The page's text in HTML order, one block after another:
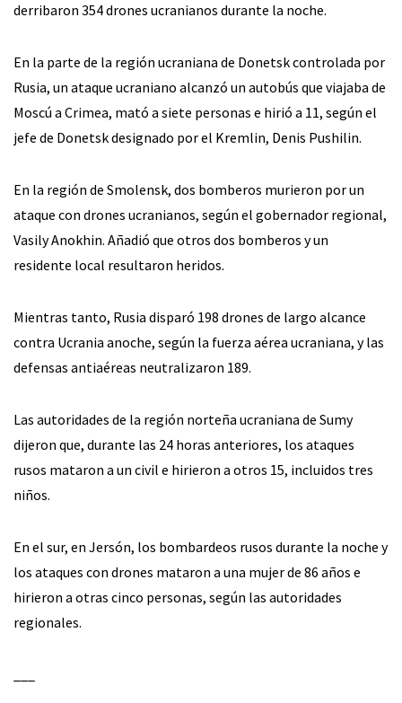
derribaron 354 drones ucranianos durante la noche.
En la parte de la región ucraniana de Donetsk controlada por
Rusia, un ataque ucraniano alcanzó un autobús que viajaba de
Moscú a Crimea, mató a siete personas e hirió a 11, según el
jefe de Donetsk designado por el Kremlin, Denis Pushilin.
En la región de Smolensk, dos bomberos murieron por un
ataque con drones ucranianos, según el gobernador regional,
Vasily Anokhin. Añadió que otros dos bomberos y un
residente local resultaron heridos.
Mientras tanto, Rusia disparó 198 drones de largo alcance
contra Ucrania anoche, según la fuerza aérea ucraniana, y las
defensas antiaéreas neutralizaron 189.
Las autoridades de la región norteña ucraniana de Sumy
dijeron que, durante las 24 horas anteriores, los ataques
rusos mataron a un civil e hirieron a otros 15, incluidos tres
niños.
En el sur, en Jersón, los bombardeos rusos durante la noche y
los ataques con drones mataron a una mujer de 86 años e
hirieron a otras cinco personas, según las autoridades
regionales.